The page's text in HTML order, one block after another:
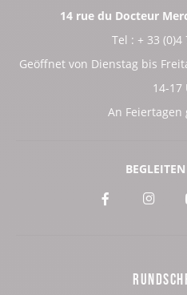
14 rue du Docteur
Tel : + 33 (0)4
Geöffnet von Dienstag bis
14-17
An Feiertagen
Voir
Voir